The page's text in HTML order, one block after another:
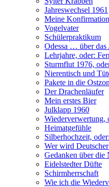
Jahreswechsel 1961
Meine
Vogelvater
Schülerpraktikum
Odessa … über das
Lehrjahre, oder:
Sturmflut 1976,
Nierentisch und
Pakete in die
Der Drachenläufer
Mein erstes Bier
Julklapp 1960
Wiederverwertung,
Heimatgefühle
Silberhochzeit,
Wer wird
Gedanken über die
Eidelstedter Düfte
Schirmherrschaft
Wie ich die